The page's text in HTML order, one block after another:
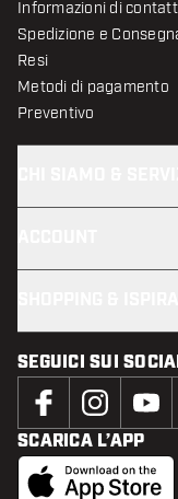
Informazioni di
Spedizione e
Resi
Metodi di pagamento
Preventivo
SEGUICI SUI
SCARICA L’APP